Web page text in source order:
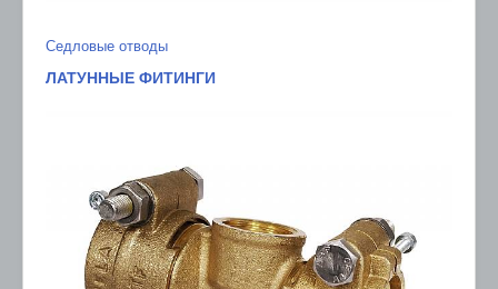
Седловые отводы
ЛАТУННЫЕ ФИТИНГИ